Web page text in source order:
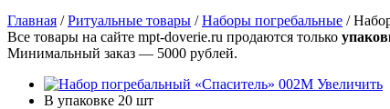
Главная /Ритуальные товары /Наборы погребальные /
Все товары на сайте mpt-doverie.ru продаются только
Минимальный заказ — 5000 рублей.
Увеличить
В упаковке 20 шт